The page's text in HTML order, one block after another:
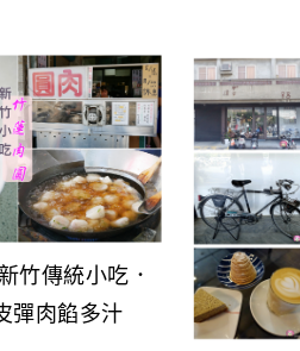
竹傳統小吃．
彈肉餡多汁